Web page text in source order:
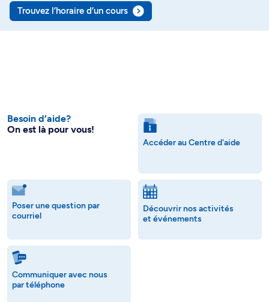
Trouvez l’horaire d’un cours
Besoin d’aide?
On est là pour vous!
Accéder au Centre d'aide
Poser une question par
courriel
Découvrir nos activités
et événements
Communiquer avec nous
par téléphone